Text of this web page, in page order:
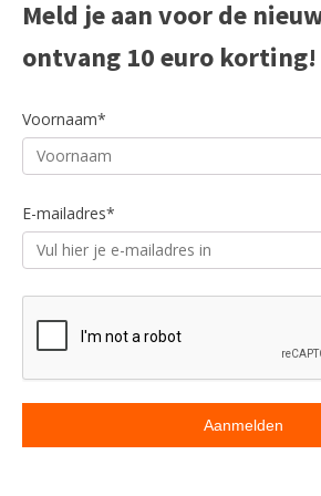
Meld je aan voor de
ontvang 10 euro korting!
Voornaam*
E-mailadres*